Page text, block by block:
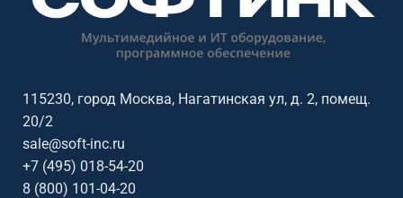
20 касаний, яркость: 400, ос /
совместимость: Android.
50 касаний, яркость: 450, ос /
совместимость: Android.
115230, город Москва, Нагатинская ул, д. 2, помещ.
20/2
sale@soft-inc.ru
+7 (495) 018-54-20
8 (800) 101-04-20